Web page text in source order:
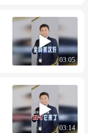
03:05
03:14